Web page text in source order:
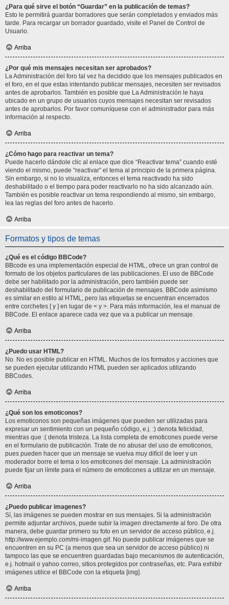
¿Para qué sirve el botón “Guardar” en la publicación de temas?
Esto le permitirá guardar borradores que serán completados y enviados más
tarde. Para recargar un borrador guardado, visite el Panel de Control de
Usuario.
Arriba
¿Por qué mis mensajes necesitan ser aprobados?
La Administración del foro tal vez ha decidido que los mensajes publicados en
el foro, en el que estas intentando publicar mensajes, necesiten ser revisados
antes de aprobarlos. También es posible que La Administración le haya
ubicado en un grupo de usuarios cuyos mensajes necesitan ser revisados
antes de aprobarlos. Por favor comuníquese con el administrador para más
información al respecto.
Arriba
¿Cómo hago para reactivar un tema?
Puede hacerlo dándole clic al enlace que dice “Reactivar tema” cuando esté
viendo el mismo, puede “reactivar” el tema al principio de la primera página.
Sin embargo, si no lo visualiza, entonces el tema reactivado ha sido
deshabilitado o el tiempo para poder reactivarlo no ha sido alcanzado aún.
También es posible reactivar un tema respondiendo al mismo, sin embargo,
lea las reglas del foro antes de hacerlo.
Arriba
Formatos y tipos de temas
¿Qué es el código BBCode?
BBcode es una implementación especial de HTML, ofrece un gran control de
formato de los objetos particulares de las publicaciones. El uso de BBCode
debe ser habilitado por la administración, pero también puede ser
deshabilitado del formulario de publicación de mensajes. BBCode asimismo
es similar en estilo al HTML, pero las etiquetas se encuentran encerrados
entre corchetes [ y ] en lugar de < y >. Para más información, lea el manual de
BBCode. El enlace aparece cada vez que va a publicar un mensaje.
Arriba
¿Puedo usar HTML?
No. No es posible publicar en HTML. Muchos de los formatos y acciones que
se pueden ejecutar utilizando HTML pueden ser aplicados utilizando
BBCodes.
Arriba
¿Qué son los emoticonos?
Los emoticonos son pequeñas imágenes que pueden ser utilizadas para
expresar un sentimiento con un pequeño código, e.j. :) denota felicidad,
mientras que :( denota tristeza. La lista completa de emoticones puede verse
en el formulario de publicación. Trate de no abusar del uso de emoticonos,
pues pueden hacer que un mensaje se vuelva muy difícil de leer y un
moderador borre el tema o los emoticones del mensaje. La administración
puede fijar un límite para el número de emoticones a utilizar en un mensaje.
Arriba
¿Puedo publicar imagenes?
Sí, las imágenes se pueden mostrar en sus mensajes. Si la administración
permite adjuntar archivos, puede subir la imagen directamente al foro. De otra
manera, debe guardar primero su foto en un servidor de acceso público, e.j.
http://www.ejemplo.com/mi-imagen.gif. No puede publicar imágenes que se
encuentren en su PC (a menos que sea un servidor de acceso público) ni
tampoco las que se encuentren guardadas bajo mecanismos de autenticación,
e.j. hotmail o yahoo correo, sitios protegidos por contraseñas, etc. Para exhibir
imágenes utilice el BBCode con la etiqueta [img].
Arriba